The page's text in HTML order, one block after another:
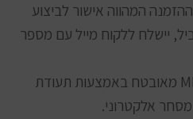
המהווה אישור לביצוע
יישלח ללקוח מייל עם מספר
אתר מעדניית .MEAT STORE מאובטח באמצעות תעודת